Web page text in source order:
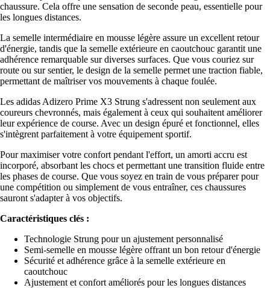
chaussure. Cela offre une sensation de seconde peau, essentielle pour
les longues distances.
La semelle intermédiaire en mousse légère assure un excellent retour
d'énergie, tandis que la semelle extérieure en caoutchouc garantit une
adhérence remarquable sur diverses surfaces. Que vous couriez sur
route ou sur sentier, le design de la semelle permet une traction fiable,
permettant de maîtriser vos mouvements à chaque foulée.
Les adidas Adizero Prime X3 Strung s'adressent non seulement aux
coureurs chevronnés, mais également à ceux qui souhaitent améliorer
leur expérience de course. Avec un design épuré et fonctionnel, elles
s'intègrent parfaitement à votre équipement sportif.
Pour maximiser votre confort pendant l'effort, un amorti accru est
incorporé, absorbant les chocs et permettant une transition fluide entre
les phases de course. Que vous soyez en train de vous préparer pour
une compétition ou simplement de vous entraîner, ces chaussures
sauront s'adapter à vos objectifs.
Caractéristiques clés :
Technologie Strung pour un ajustement personnalisé
Semi-semelle en mousse légère offrant un bon retour d'énergie
Sécurité et adhérence grâce à la semelle extérieure en
caoutchouc
Ajustement et confort améliorés pour les longues distances